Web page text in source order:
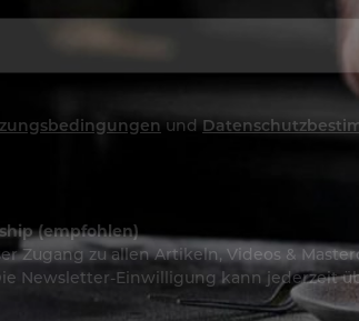
und
(empfohlen)
Zugang zu allen Artikeln, Videos &
Newsletter-Einwilligung kann jederzeit